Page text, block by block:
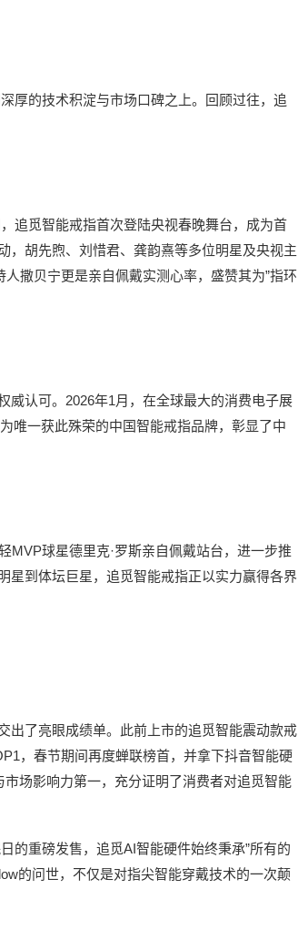
厚的技术积淀与市场口碑之上。回顾过往，追
追觅智能戒指首次登陆央视春晚舞台，成为首
，胡先煦、刘惜君、龚韵熹等多位明星及央视主
撒贝宁更是亲自佩戴实测心率，盛赞其为”指环
威认可。2026年1月，在全球最大的消费电子展
唯一获此殊荣的中国智能戒指品牌，彰显了中
MVP球星德里克·罗斯亲自佩戴站台，进一步推
星到体坛巨星，追觅智能戒指正以实力赢得各界
出了亮眼成绩单。此前上市的追觅智能震动款戒
，春节期间再度蝉联榜首，并拿下抖音智能硬
场影响力第一，充分证明了消费者对追觅智能
的重磅发售，追觅AI智能硬件始终秉承”所有的
的问世，不仅是对指尖智能穿戴技术的一次颠